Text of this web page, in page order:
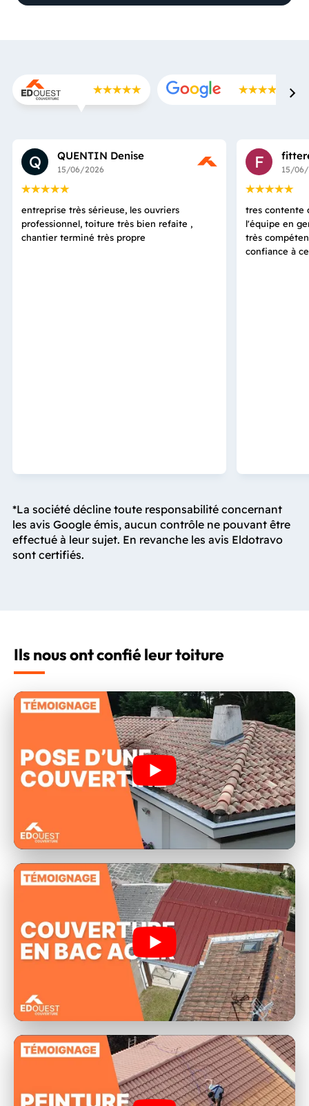
Q QUENTIN Denise
15/06/2026
entreprise très sérieuse, les ouvriers
professionnel, toiture très bien refaite ,
chantier terminé très propre
F 15/
tres contente
l'équipe en
très
confiance à
*La société décline toute responsabilité concernant
les avis Google émis, aucun contrôle ne pouvant être
effectué à leur sujet. En revanche les avis Eldotravo
sont certifiés.
Ils nous ont confié leur toiture